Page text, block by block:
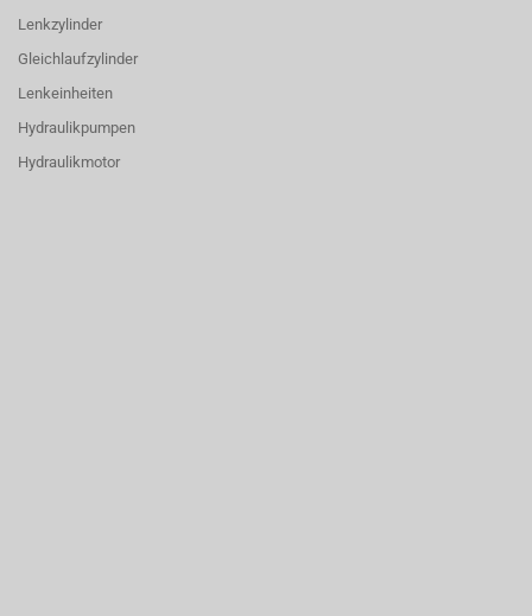
Lenkzylinder
Gleichlaufzylinder
Lenkeinheiten
Hydraulikpumpen
Hydraulikmotor